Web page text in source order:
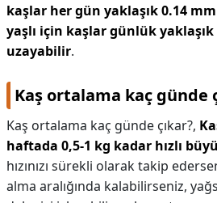
kaşlar her gün yaklaşık 0.14
yaşlı için kaşlar günlük yaklaşık
uzayabilir.
Kaş ortalama kaç günde
Kaş ortalama kaç günde çıkar?,
haftada 0,5-1 kg kadar hızlı
hızınızı sürekli olarak takip
alma aralığında kalabilirseniz,